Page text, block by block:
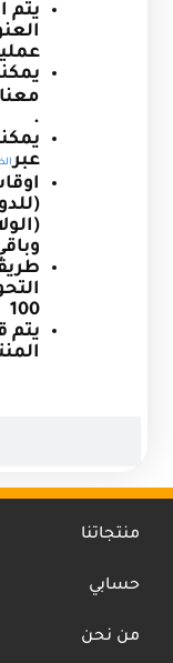
يتم
.
عبر
وباقي
100
يتم
منتجاتنا
حسابي
من نحن